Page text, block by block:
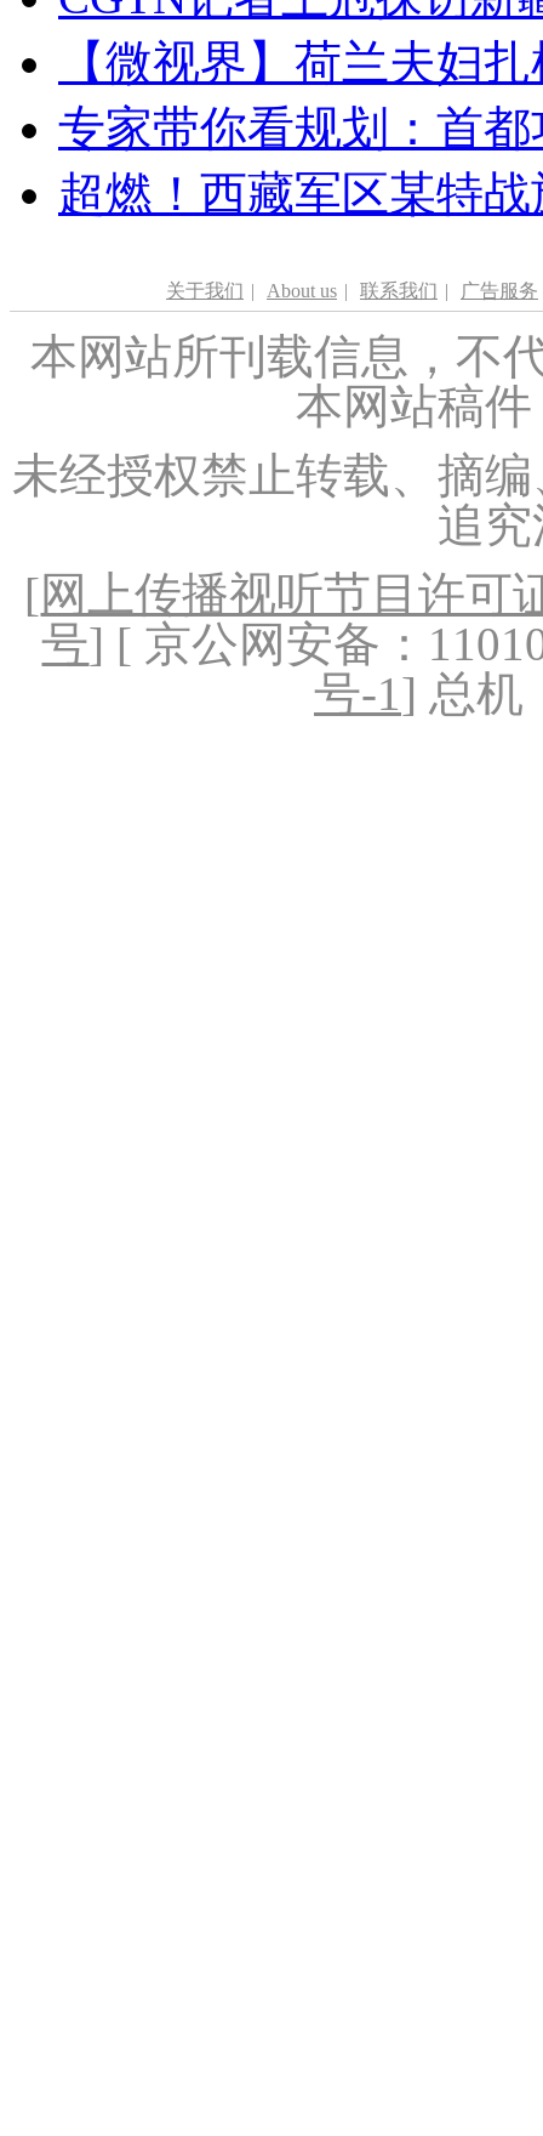
【微视界】荷兰夫妇
专家带你看规划：首
超燃！西藏军区某特
关于我们 | About us | 联系我们 | 广告服务
本网站所刊载信息，不
本网站稿
未经授权禁止转载、摘
追
[网上传播视听节目许可
号] [ 京公网安备：
号-1] 总机